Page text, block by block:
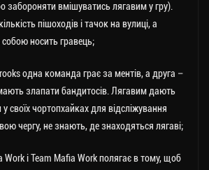
забороняти вмішуватись лягавим у гру).
пішоходів і тачок на вулиці, а
носить гравець;
одна команда грає за ментів, а друга –
злапати бандитосів. Лягавим дають
своїх чортопхайках для відсліжування
чергу, не знають, де знаходяться лягаві;
Work і Team Mafia Work полягає в тому, щоб